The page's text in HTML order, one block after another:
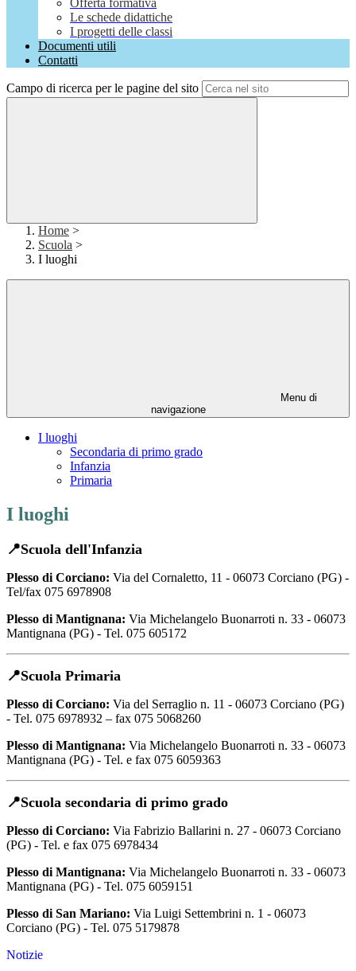
Offerta formativa
Le schede didattiche
I progetti delle classi
Documenti utili
Contatti
Campo di ricerca per le pagine del sito
Home >
Scuola >
I luoghi
Menu di
navigazione
I luoghi
Secondaria di primo grado
Infanzia
Primaria
I luoghi
📍Scuola dell'Infanzia
Plesso di Corciano: Via del Cornaletto, 11 - 06073 Corciano (PG) -
Tel/fax 075 6978908
Plesso di Mantignana: Via Michelangelo Buonarroti n. 33 - 06073
Mantignana (PG) - Tel. 075 605172
📍Scuola Primaria
Plesso di Corciano: Via del Serraglio n. 11 - 06073 Corciano (PG)
- Tel. 075 6978932 – fax 075 5068260
Plesso di Mantignana: Via Michelangelo Buonarroti n. 33 - 06073
Mantignana (PG) - Tel. e fax 075 6059363
📍Scuola secondaria di primo grado
Plesso di Corciano: Via Fabrizio Ballarini n. 27 - 06073 Corciano
(PG) - Tel. e fax 075 6978434
Plesso di Mantignana: Via Michelangelo Buonarroti n. 33 - 06073
Mantignana (PG) - Tel. 075 6059151
Plesso di San Mariano: Via Luigi Settembrini n. 1 - 06073
Corciano (PG) - Tel. 075 5179878
Notizie